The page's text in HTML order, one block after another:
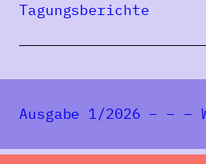
Tagungsberichte
Ausgabe 1/2026 – – –
Den Osteuropäer gibt es
ein Sammelbegriff, hinter
(Andreas Neumann),